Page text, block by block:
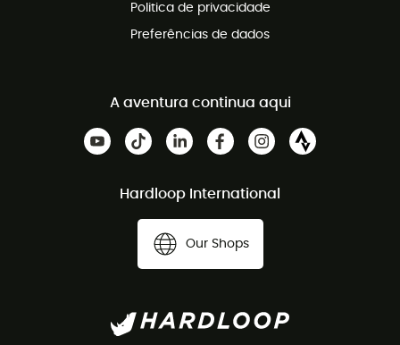
Politica de privacidade
Preferências de dados
A aventura continua aqui
Hardloop International
Our Shops